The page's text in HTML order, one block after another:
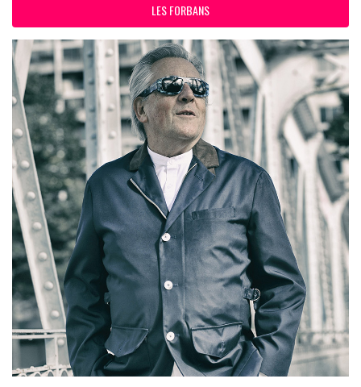
LES FORBANS